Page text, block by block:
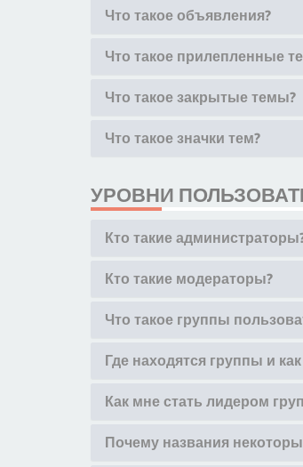
Что такое объявления?
Что такое прилепленные
Что такое закрытые темы?
Что такое значки тем?
УРОВНИ
Кто такие
Кто такие модераторы?
Что такое группы
Где находятся группы и
Как мне стать лидером
Почему названия